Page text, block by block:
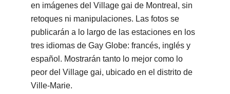
en imágenes del Village gai de Montreal, sin
retoques ni manipulaciones. Las fotos se
publicarán a lo largo de las estaciones en los
tres idiomas de Gay Globe: francés, inglés y
español. Mostrarán tanto lo mejor como lo
peor del Village gai, ubicado en el distrito de
Ville-Marie.